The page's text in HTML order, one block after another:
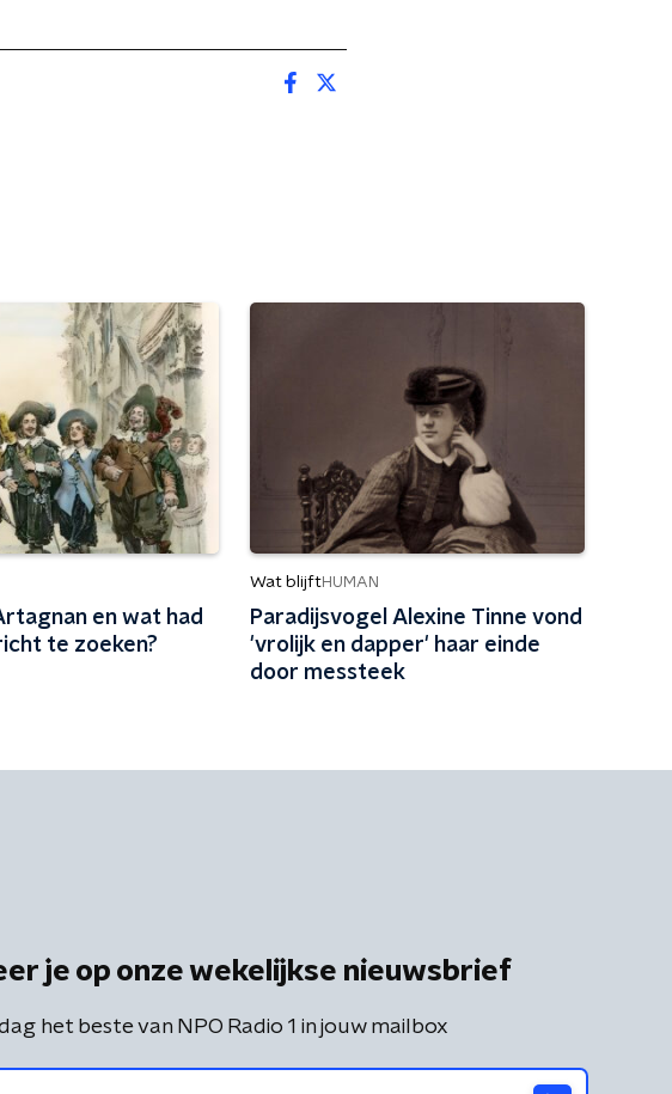
en wat had
te zoeken?
Wat blijftHUMAN
Paradijsvogel Alexine Tinne vond
'vrolijk en dapper' haar einde
door messteek
je op onze wekelijkse nieuwsbrief
het beste van NPO Radio 1 in jouw mailbox